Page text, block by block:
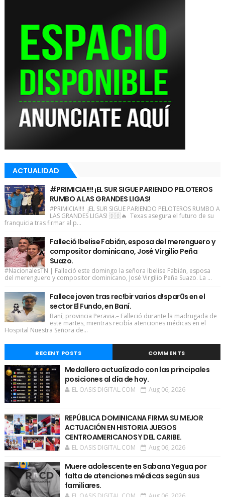
ACTUALIDAD
#PRIMICIA!!!! ¡EL SUR SIGUE PARIENDO PELOTEROS
RUMBO A LAS GRANDES LIGAS!
#PRIMICIA!!!! ¡EL SUR SIGUE PARIENDO PELOTEROS RUMBO A
LAS GRANDES LIGAS! 🇩🇴🔥 Texas asegura el futuro de su
franquicia tras firmar al p...
Falleció Ibelise Fabián, esposa del merenguero y
compositor dominicano, José Virgilio Peña
Suazo.
#NacionalesTN | Falleció este domingo la señora Ibelise Fabián, esposa
del merenguero y compositor dominicano, José Virgilio Peña Suazo. La ...
Fallece joven tras rec!bir varios d!spar0s en el
sector El Fundo, en Baní.
Baní, provincia Peravia.– Falleció durante la madrugada de
este martes, mientras recibía atenciones médicas en el
Hospital Nuestra Señora de...
RECENT POSTS COMMENTS
Medallero actualizado con las principales
posiciones al día de hoy.
EL OASIS DIGITAL.COM Aug 06, 2026
REPÚBLICA DOMINICANA FIRMA SU MEJOR
ACTUACIÓN EN HISTORIA JUEGOS
CENTROAMERICANOS Y DEL CARIBE.
EL OASIS DIGITAL.COM Aug 06, 2026
Muere adolescente en Sabana Yegua por
falta de atenciones médicas según sus
familiares.